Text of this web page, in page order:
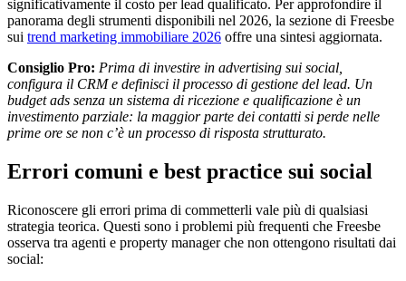
significativamente il costo per lead qualificato. Per approfondire il
panorama degli strumenti disponibili nel 2026, la sezione di Freesbe
sui trend marketing immobiliare 2026 offre una sintesi aggiornata.
Consiglio Pro: Prima di investire in advertising sui social,
configura il CRM e definisci il processo di gestione del lead. Un
budget ads senza un sistema di ricezione e qualificazione è un
investimento parziale: la maggior parte dei contatti si perde nelle
prime ore se non c’è un processo di risposta strutturato.
Errori comuni e best practice sui social
Riconoscere gli errori prima di commetterli vale più di qualsiasi
strategia teorica. Questi sono i problemi più frequenti che Freesbe
osserva tra agenti e property manager che non ottengono risultati dai
social: